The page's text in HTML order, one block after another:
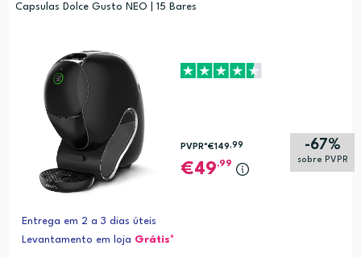
Capsulas Dolce Gusto NEO | 15 Bares
-67%
sobre PVPR
PVPR*€149,99
49,99
Entrega em 2 a 3 dias úteis
Levantamento em loja Grátis*